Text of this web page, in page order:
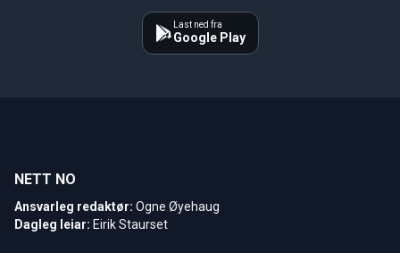
Last ned fra
Google Play
NETT NO
Ansvarleg redaktør: Ogne Øyehaug
Dagleg leiar: Eirik Staurset